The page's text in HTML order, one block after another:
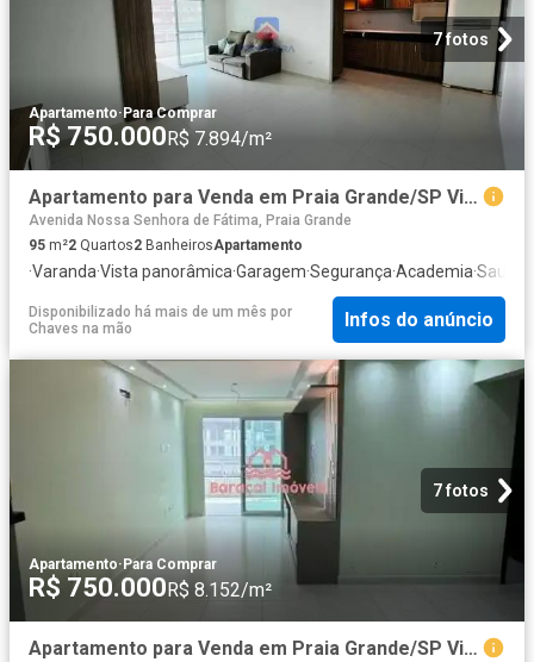
7 fotos
Apartamento·Para Comprar
R$ 750.000R$ 7.894/m²
Apartamento para Venda em Praia Grande/SP Vila Caiçara 2 Quartos
Avenida Nossa Senhora de Fátima, Praia Grande
95 m²2 Quartos2 BanheirosApartamento
·Varanda·Vista panorâmica·Garagem·Segurança·Academia·Sauna
Disponibilizado há mais de um mês por
Chaves na mão
Infos do anúncio
7 fotos
Apartamento· Para Comprar
R$ 750.000 R$ 8.152/m²
Apartamento para Venda em Praia Grande/SP Vila Caiçara 2 Quartos